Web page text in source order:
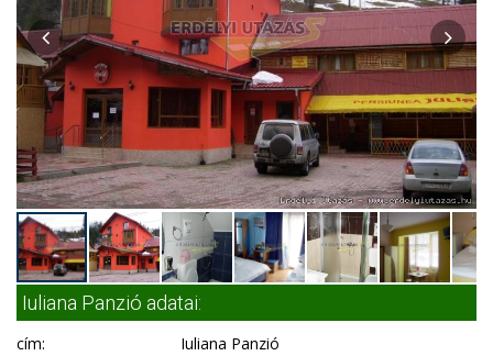
Iuliana Panzió adatai:
cím:
Iuliana Panzió